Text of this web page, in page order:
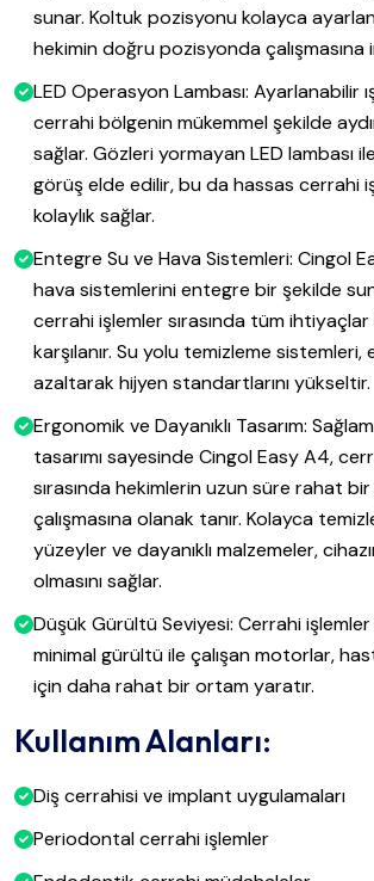
sunar. Koltuk pozisyonu kolayca
hekimin doğru pozisyonda çalışmasına
LED Operasyon Lambası: Ayarlanabilir
cerrahi bölgenin mükemmel şekilde
sağlar. Gözleri yormayan LED lambası
görüş elde edilir, bu da hassas cerrahi
kolaylık sağlar.
Entegre Su ve Hava Sistemleri: Cingol
hava sistemlerini entegre bir şekilde
cerrahi işlemler sırasında tüm
karşılanır. Su yolu temizleme
azaltarak hijyen standartlarını yükseltir.
Ergonomik ve Dayanıklı Tasarım:
tasarımı sayesinde Cingol Easy A4,
sırasında hekimlerin uzun süre rahat
çalışmasına olanak tanır. Kolayca
yüzeyler ve dayanıklı malzemeler,
olmasını sağlar.
Düşük Gürültü Seviyesi: Cerrahi işlemler
minimal gürültü ile çalışan motorlar,
için daha rahat bir ortam yaratır.
Kullanım Alanları:
Diş cerrahisi ve implant uygulamaları
Periodontal cerrahi işlemler